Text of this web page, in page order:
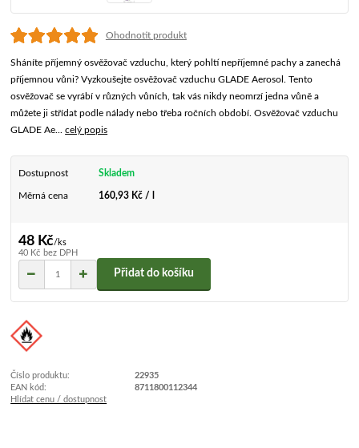
Ohodnotit produkt
Sháníte příjemný osvěžovač vzduchu, který pohltí nepříjemné pachy a zanechá
příjemnou vůni? Vyzkoušejte osvěžovač vzduchu GLADE Aerosol. Tento
osvěžovač se vyrábí v různých vůních, tak vás nikdy neomrzí jedna vůně a
můžete ji střídat podle nálady nebo třeba ročních období. Osvěžovač vzduchu
GLADE Ae...celý popis
Dostupnost Skladem
Měrná cena 160,93 Kč / l
48 Kč/ks
40 Kč bez DPH
Přidat do košíku
Číslo produktu:
22935
EAN kód:
8711800112344
Hlídat cenu / dostupnost